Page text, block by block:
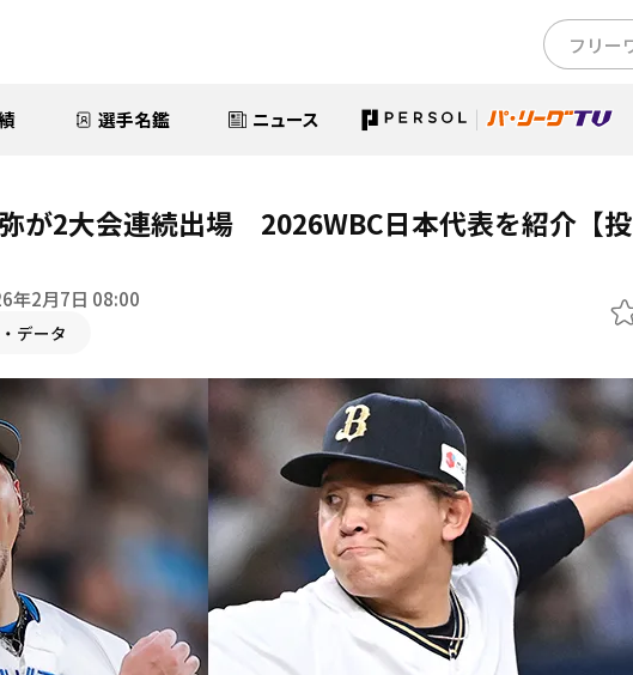
選手名鑑 ニュース
が2大会連続出場 2026WBC日本代表を紹介【投
年2月7日 08:00
データ